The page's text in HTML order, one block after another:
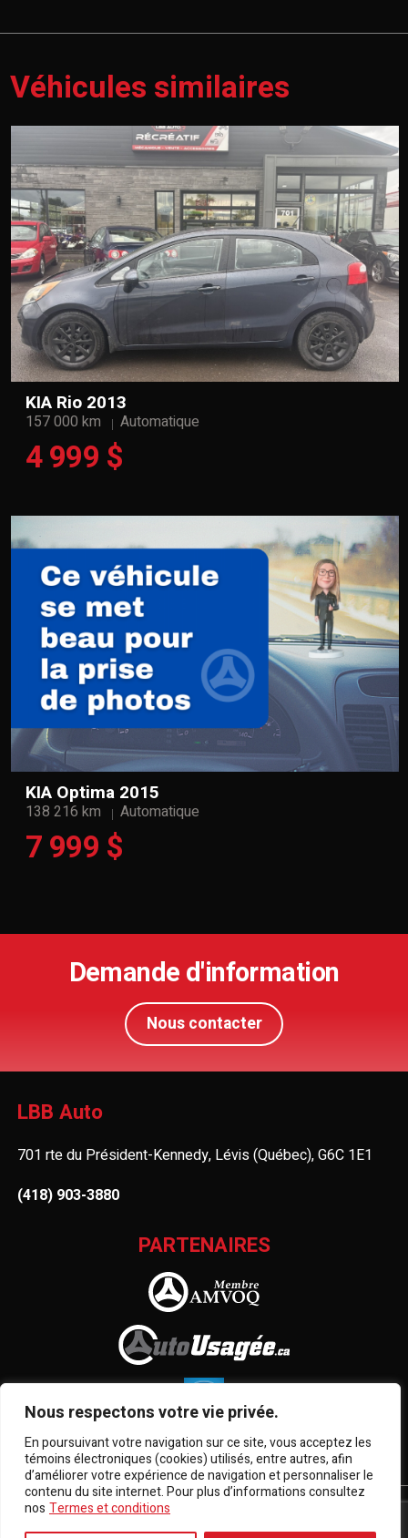
Nous respectons votre vie privée.
En poursuivant votre navigation sur ce site, vous acceptez les
témoins électroniques (cookies) utilisés, entre autres, afin
d’améliorer votre expérience de navigation et personnaliser le
contenu du site internet. Pour plus d’informations consultez
nos Termes et conditions
Véhicules similaires
KIA Rio 2013
157 000 km Automatique
4 999 $
KIA Optima 2015
138 216 km Automatique
7 999 $
Demande d'information
Nous contacter
LBB Auto
701 rte du Président-Kennedy, Lévis (Québec), G6C 1E1
(418) 903-3880
PARTENAIRES
Termes et conditions
Association des marchands de véhicules d'occasion du